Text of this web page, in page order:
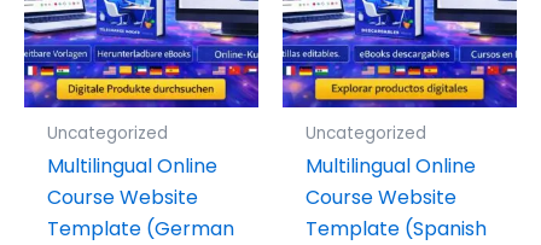
Uncategorized
Multilingual Online
Course Website
Template (German
Uncategorized
Multilingual Online
Course Website
Template (Spanish